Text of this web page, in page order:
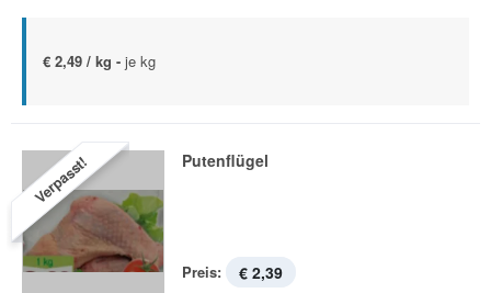
€ 2,49 / kg - je kg
Verpasst! Putenflügel
Preis: € 2,39